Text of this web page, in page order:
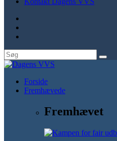
Forside
Fremhævede
Fremhævet